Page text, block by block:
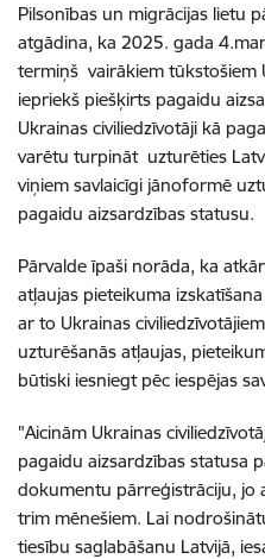
Pilsonības un migrācijas lietu
atgādina, ka 2025. gada
termiņš vairākiem tūkstošiem
iepriekš piešķirts pagaidu
Ukrainas civiliedzīvotāji kā
varētu turpināt uzturēties
viņiem savlaicīgi jānoformē
pagaidu aizsardzības statusu.
Pārvalde īpaši norāda, ka
atļaujas pieteikuma
ar to Ukrainas
uzturēšanās atļaujas,
būtiski iesniegt pēc iespējas
"Aicinām Ukrainas
pagaidu aizsardzības statusa
dokumentu pārreģistrāciju, jo
trim mēnešiem. Lai
tiesību saglabāšanu Latvijā,